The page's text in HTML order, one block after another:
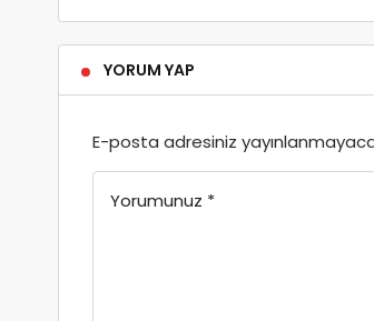
YORUM YAP
E-posta adresiniz
Yorumunuz *